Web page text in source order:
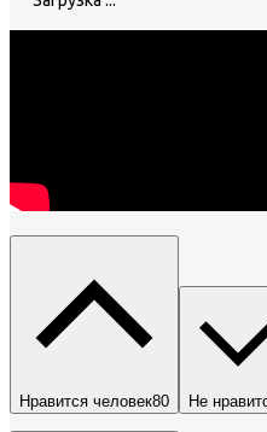
Нравится человек80 Не